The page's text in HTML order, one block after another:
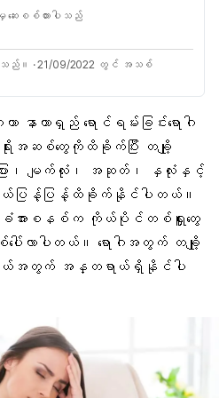
ဆေးစစ်ထားပါသည်
းသည်။ ·21/09/2022 တွင် အသစ်
ာ နာတာရှည် ရောင်ရမ်းခြင်းရောဂါ
င့် အရိုးအဆစ်တွေကိုထိခိုက်ပြီး တချို့
ြား၊ မျက်လုံး၊ အဆုတ်၊ နှလုံးနှင့်
ကျယ်ပြန့်ပြန့်ထိခိုက်နိုင်ပါတယ်။
ခုခံအားစနစ်က ကိုယ်ပိုင်တစ်ရှူးတွေ
ေါ်လာပါတယ်။ ရောဂါအတွက် တချို့
ကလေးငယ်အတွက် အန္တရာယ်ရှိနိုင်ပါ